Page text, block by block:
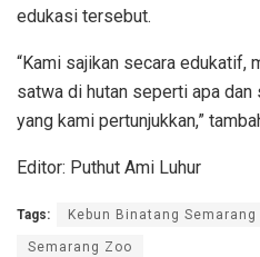
edukasi tersebut.
“Kami sajikan secara edukatif,
satwa di hutan seperti apa dan
yang kami pertunjukkan,”
Editor: Puthut Ami Luhur
Tags: Kebun Binatang Semarang
Semarang Zoo